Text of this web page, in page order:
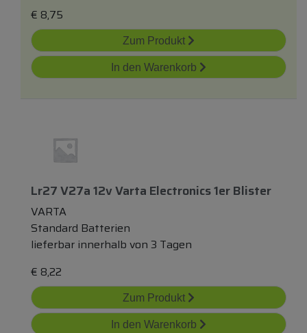
€ 8,75
Zum Produkt
In den Warenkorb
Lr27 V27a 12v Varta Electronics 1er Blister
VARTA
Standard Batterien
lieferbar innerhalb von 3 Tagen
€ 8,22
Zum Produkt
In den Warenkorb